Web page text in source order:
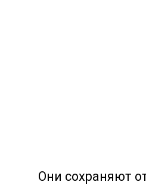
Они сохраняют